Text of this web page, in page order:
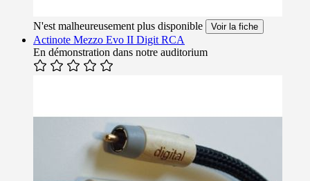
N'est malheureusement plus disponible Voir la fiche
Actinote Mezzo Evo II Digit RCA
En démonstration dans notre auditorium